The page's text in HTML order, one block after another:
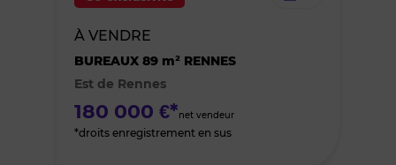
À VENDRE
BUREAUX 89 m² RENNES
Est de Rennes
180 000 €*net vendeur
*droits enregistrement en sus